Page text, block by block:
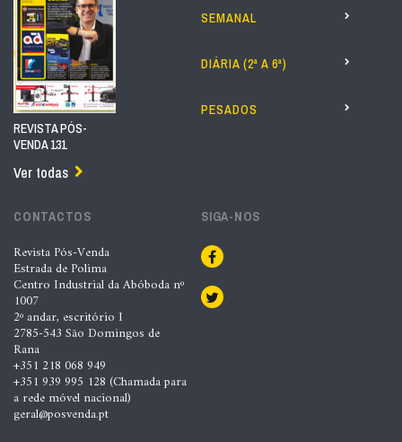
REVISTA PÓS-
VENDA 131
Ver todas
SEMANAL
DIÁRIA (2ª A 6ª)
PESADOS
CONTACTOS
Revista Pós-Venda
Estrada de Polima
Centro Industrial da Abóboda nº
1007
2º andar, escritório I
2785-543 São Domingos de
Rana
+351 218 068 949
+351 939 995 128 (Chamada para
a rede móvel nacional)
geral@posvenda.pt
SIGA-NOS